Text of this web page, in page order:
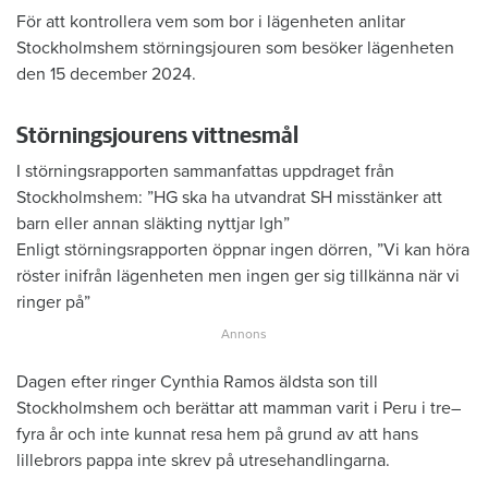
För att kontrollera vem som bor i lägenheten anlitar
Stockholmshem störningsjouren som besöker lägenheten
den 15 december 2024.
Störningsjourens vittnesmål
I störningsrapporten sammanfattas uppdraget från
Stockholmshem: ”HG ska ha utvandrat SH misstänker att
barn eller annan släkting nyttjar lgh”
Enligt störningsrapporten öppnar ingen dörren, ”Vi kan höra
röster inifrån lägenheten men ingen ger sig tillkänna när vi
ringer på”
Dagen efter ringer Cynthia Ramos äldsta son till
Stockholmshem och berättar att mamman varit i Peru i tre–
fyra år och inte kunnat resa hem på grund av att hans
lillebrors pappa inte skrev på utresehandlingarna.